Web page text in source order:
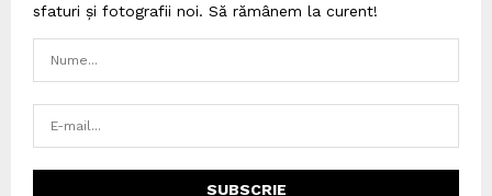
sfaturi și fotografii noi. Să rămânem la curent!